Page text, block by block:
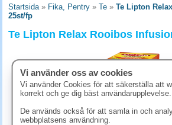
Startsida» Fika, Pentry » Te » Te Lipton
25st/fp
Te Lipton Relax Rooibos
Vi använder oss av cookies
Vi använder Cookies för att säkerställa att
korrekt och ge dig bäst användarupplevelse.
De används också för att samla in och
webbplatsens användning.